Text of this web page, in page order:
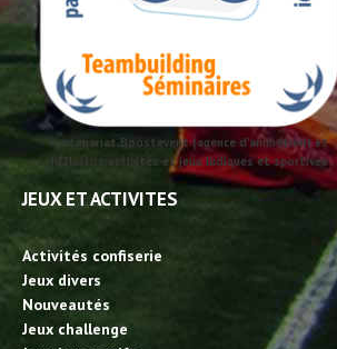
Partenariat Boostevent (agence d'animation) et
id2loisirs activités et jeux ludiques et sportives
JEUX ET ACTIVITES
Activités confiserie
Jeux divers
Nouveautés
Jeux challenge